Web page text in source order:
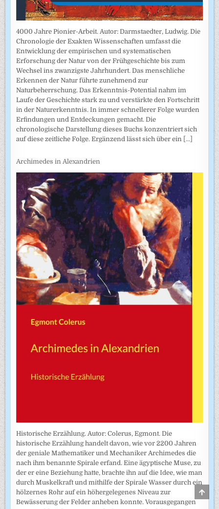
4000 Jahre Pionier-Arbeit. Autor: Darmstaedter, Ludwig. Die
Chronologie der Exakten Wissenschaften umfasst die
Entwicklung der empirischen und systematischen
Erforschung der Natur von der Frühgeschichte bis zum
Wechsel ins zwanzigste Jahrhundert. Das menschliche
Erkennen der Natur führte zunehmend zur
Naturbeherrschung. Das Erkenntnis-Potential nahm im
Laufe der Geschichte stark zu und verstärkte den Fortschritt
in der Naturerkenntnis. In immer schnellerer Folge wurden
Erfindungen und Entdeckungen gemacht. Die
chronologische Darstellung dieses Buchs konzentriert sich
auf diese zeitliche Folge. Ergänzend lässt sich über ein [...]
Archimedes in Alexandrien
Historische Erzählung. Autor: Colerus, Egmont. Die
historische Erzählung handelt davon, wie vor 2200 Jahren
der geniale Mathematiker und Mechaniker Archimedes die
nach ihm benannte Spirale erfand. Eine ägyptische Muse, zu
der er eine Beziehung hatte, brachte ihn auf die Idee, wie man
durch Muskelkraft und mithilfe der Spirale Wasser durch ein
hölzernes Rohr auf ein höhergelegenes Niveau zur
Bewässerung der Felder anheben konnte. Vorausgegangen
TO
TOP